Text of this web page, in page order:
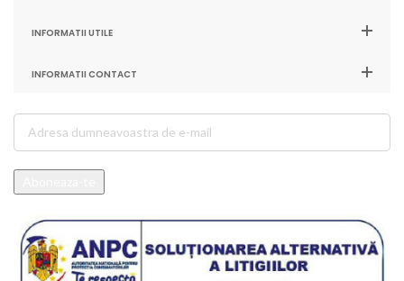
INFORMATII UTILE
INFORMATII CONTACT